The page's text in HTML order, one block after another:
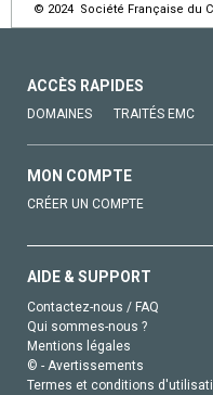
© 2024 Société Française du
ACCÈS RAPIDES
DOMAINES TRAITÉS EMC
MON COMPTE
CRÉER UN COMPTE
AIDE & SUPPORT
Contactez-nous / FAQ
Qui sommes-nous ?
Mentions légales
© - Avertissements
Termes et conditions